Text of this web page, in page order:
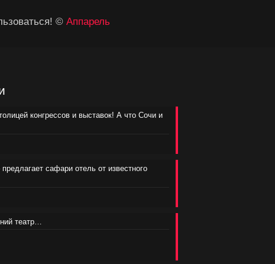
© Аппарель
конгрессов и выставок! А что Сочи и
сафари отель от известного
театр…